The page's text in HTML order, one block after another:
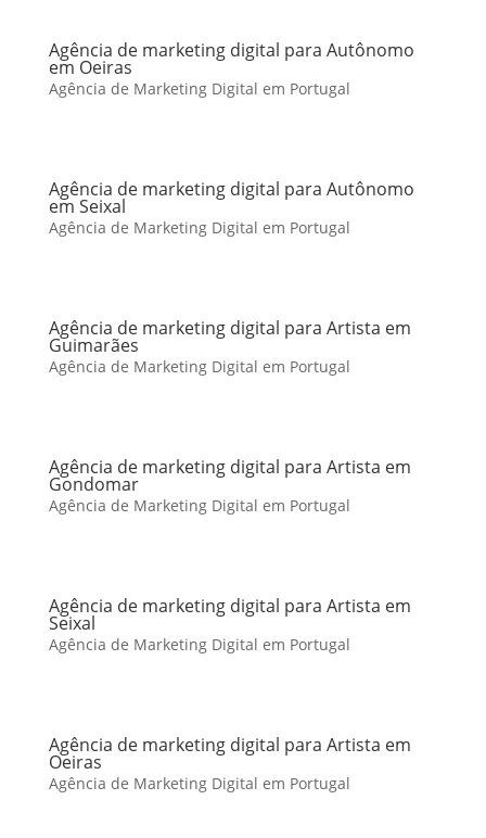
Agência de marketing digital para Autônomo
em Oeiras
Agência de Marketing Digital em Portugal
Agência de marketing digital para Autônomo
em Seixal
Agência de Marketing Digital em Portugal
Agência de marketing digital para Artista em
Guimarães
Agência de Marketing Digital em Portugal
Agência de marketing digital para Artista em
Gondomar
Agência de Marketing Digital em Portugal
Agência de marketing digital para Artista em
Seixal
Agência de Marketing Digital em Portugal
Agência de marketing digital para Artista em
Oeiras
Agência de Marketing Digital em Portugal